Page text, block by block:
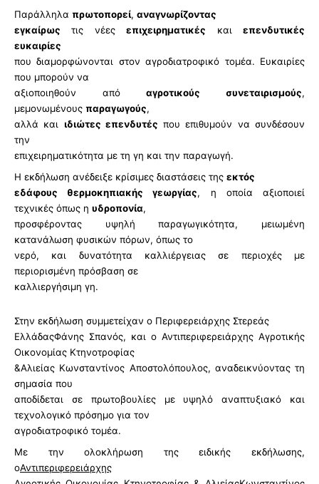
Παράλληλα πρωτοπορεί, αναγνωρίζοντας
εγκαίρως τις νέεςεπιχειρηματικές καιεπενδυτικές
ευκαιρίες
που διαμορφώνονται στον αγροδιατροφικό τομέα. Ευκαιρίες
που μπορούν να
αξιοποιηθούν απόαγροτικούς συνεταιρισμούς,
μεμονωμένους παραγωγούς,
αλλά και ιδιώτες επενδυτές που επιθυμούν να συνδέσουν
την
επιχειρηματικότητα με τη γη και την παραγωγή.
Η εκδήλωση ανέδειξε κρίσιμες διαστάσεις της εκτός
εδάφους θερμοκηπιακής γεωργίας, η οποία αξιοποιεί
τεχνικές όπως η υδροπονία,
προσφέροντας υψηλή παραγωγικότητα, μειωμένη
κατανάλωση φυσικών πόρων, όπως το
νερό, και δυνατότητα καλλιέργειας σε περιοχές με
περιορισμένη πρόσβαση σε
καλλιεργήσιμη γη.
Στην εκδήλωση συμμετείχαν ο Περιφερειάρχης Στερεάς
ΕλλάδαςΦάνης Σπανός, και ο Αντιπεριφερειάρχης Αγροτικής
Οικονομίας Κτηνοτροφίας
&Αλιείας Κωνσταντίνος Αποστολόπουλος, αναδεικνύοντας τη
σημασία που
αποδίδεται σε πρωτοβουλίες με υψηλό αναπτυξιακό και
τεχνολογικό πρόσημο για τον
αγροδιατροφικό τομέα.
Με την ολοκλήρωση της ειδικής εκδήλωσης,
οΑντιπεριφερειάρχης